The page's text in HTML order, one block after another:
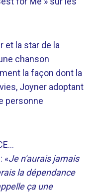
et la star de la
chanson
la façon dont la
Joyner adoptant
personne
«Je n'aurais jamais
la dépendance
ça une